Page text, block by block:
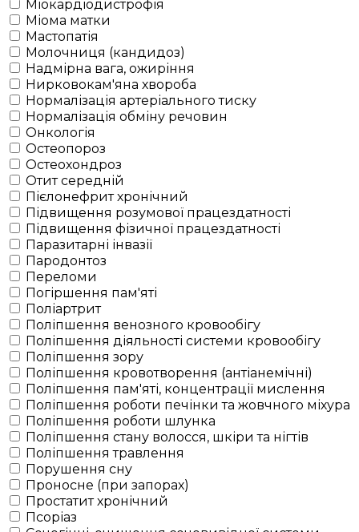
Міокардіодистрофія
Міома матки
Мастопатія
Молочниця (кандидоз)
Надмірна вага, ожиріння
Нирковокам'яна хвороба
Нормалізація артеріального тиску
Нормалізація обміну речовин
Онкологія
Остеопороз
Остеохондроз
Отит середній
Пієлонефрит хронічний
Підвищення розумової працездатності
Підвищення фізичної працездатності
Паразитарні інвазії
Пародонтоз
Переломи
Погіршення пам'яті
Поліартрит
Поліпшення венозного кровообігу
Поліпшення діяльності системи кровообігу
Поліпшення зору
Поліпшення кровотворення (антіанемічні)
Поліпшення пам'яті, концентрації мислення
Поліпшення роботи печінки та жовчного міхура
Поліпшення роботи шлунка
Поліпшення стану волосся, шкіри та нігтів
Поліпшення травлення
Порушення сну
Проносне (при запорах)
Простатит хронічний
Псоріаз